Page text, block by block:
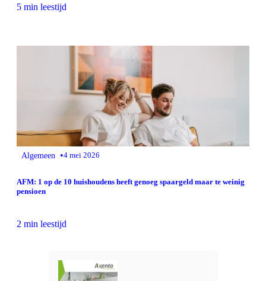
5 min leestijd
Algemeen •4 mei 2026
AFM: 1 op de 10 huishoudens heeft genoeg spaargeld maar te weinig
pensioen
2 min leestijd